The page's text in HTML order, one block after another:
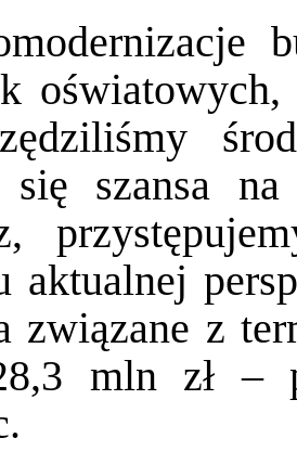
się szansa
aktualnej
związane z
mln zł –